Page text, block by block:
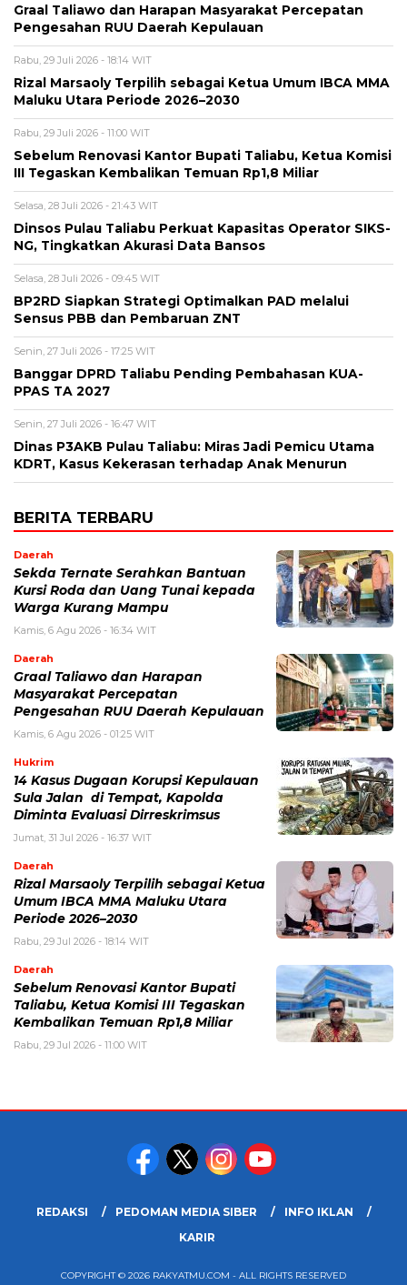
Graal Taliawo dan Harapan Masyarakat Percepatan
Pengesahan RUU Daerah Kepulauan
Rabu, 29 Juli 2026 - 18:14 WIT
Rizal Marsaoly Terpilih sebagai Ketua Umum IBCA MMA
Maluku Utara Periode 2026–2030
Rabu, 29 Juli 2026 - 11:00 WIT
Sebelum Renovasi Kantor Bupati Taliabu, Ketua Komisi
III Tegaskan Kembalikan Temuan Rp1,8 Miliar
Selasa, 28 Juli 2026 - 21:43 WIT
Dinsos Pulau Taliabu Perkuat Kapasitas Operator SIKS-
NG, Tingkatkan Akurasi Data Bansos
Selasa, 28 Juli 2026 - 09:45 WIT
BP2RD Siapkan Strategi Optimalkan PAD melalui
Sensus PBB dan Pembaruan ZNT
Senin, 27 Juli 2026 - 17:25 WIT
Banggar DPRD Taliabu Pending Pembahasan KUA-
PPAS TA 2027
Senin, 27 Juli 2026 - 16:47 WIT
Dinas P3AKB Pulau Taliabu: Miras Jadi Pemicu Utama
KDRT, Kasus Kekerasan terhadap Anak Menurun
BERITA TERBARU
Daerah
Sekda Ternate Serahkan Bantuan
Kursi Roda dan Uang Tunai kepada
Warga Kurang Mampu
Kamis, 6 Agu 2026 - 16:34 WIT
Daerah
Graal Taliawo dan Harapan
Masyarakat Percepatan
Pengesahan RUU Daerah Kepulauan
Kamis, 6 Agu 2026 - 01:25 WIT
Hukrim
14 Kasus Dugaan Korupsi Kepulauan
Sula Jalan di Tempat, Kapolda
Diminta Evaluasi Dirreskrimsus
Jumat, 31 Jul 2026 - 16:37 WIT
Daerah
Rizal Marsaoly Terpilih sebagai Ketua
Umum IBCA MMA Maluku Utara
Periode 2026–2030
Rabu, 29 Jul 2026 - 18:14 WIT
Daerah
Sebelum Renovasi Kantor Bupati
Taliabu, Ketua Komisi III Tegaskan
Kembalikan Temuan Rp1,8 Miliar
Rabu, 29 Jul 2026 - 11:00 WIT
REDAKSI PEDOMAN MEDIA SIBER
INFO IKLAN
KARIR
COPYRIGHT © 2026 RAKYATMU.COM - ALL RIGHTS RESERVED